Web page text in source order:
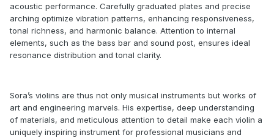
acoustic performance. Carefully graduated plates and precise
arching optimize vibration patterns, enhancing responsiveness,
tonal richness, and harmonic balance. Attention to internal
elements, such as the bass bar and sound post, ensures ideal
resonance distribution and tonal clarity.
Sora’s violins are thus not only musical instruments but works of
art and engineering marvels. His expertise, deep understanding
of materials, and meticulous attention to detail make each violin a
uniquely inspiring instrument for professional musicians and